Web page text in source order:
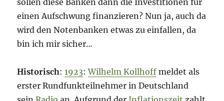
sollen diese Banken dann die Investitionen für
einen Aufschwung finanzieren? Nun ja, auch da
wird den Notenbanken etwas zu einfallen, da
bin ich mir sicher…
Historisch:1923:Wilhelm Kollhoff meldet als
erster Rundfunkteilnehmer in Deutschland